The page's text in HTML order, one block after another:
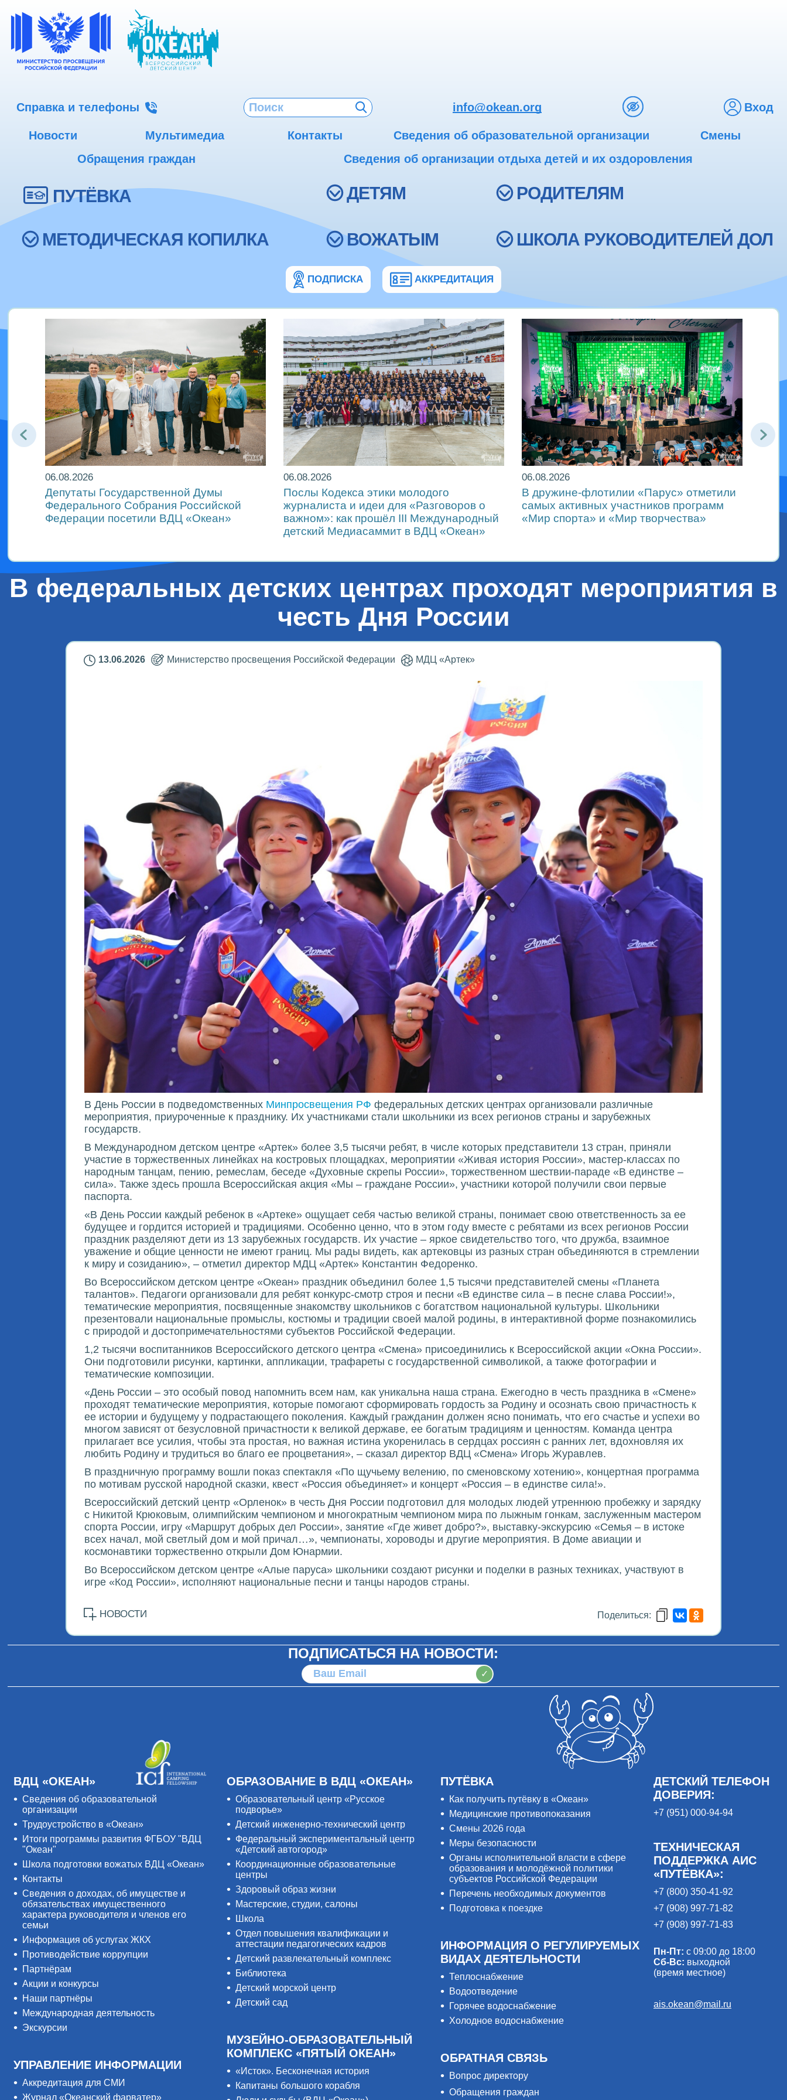
Справка и телефоны info@okean.org Вход
Новости Мультимедиа Контакты Сведения об образовательной организации
Смены
Обращения граждан
Сведения об организации отдыха детей и их оздоровления
ПУТЁВКА ДЕТЯМ РОДИТЕЛЯМ
МЕТОДИЧЕСКАЯ КОПИЛКА ВОЖАТЫМ ШКОЛА РУКОВОДИТЕЛЕЙ ДОЛ
ПОДПИСКА АККРЕДИТАЦИЯ
06.08.2026
Депутаты Государственной Думы
Федерального Собрания Российской
Федерации посетили ВДЦ «Океан»
06.08.2026
Послы Кодекса этики молодого
журналиста и идеи для «Разговоров о
важном»: как прошёл ІІІ Международный
детский Медиасаммит в ВДЦ «Океан»
06.08.2026
В дружине-флотилии «Парус» отметили
самых активных участников программ
«Мир спорта» и «Мир творчества»
В федеральных детских центрах проходят мероприятия в
честь Дня России
13.06.2026 Министерство просвещения Российской Федерации МДЦ «Артек»
В День России в подведомственных Минпросвещения РФ федеральных детских центрах организовали различные
мероприятия, приуроченные к празднику. Их участниками стали школьники из всех регионов страны и зарубежных
государств.
В Международном детском центре «Артек» более 3,5 тысячи ребят, в числе которых представители 13 стран, приняли
участие в торжественных линейках на костровых площадках, мероприятии «Живая история России», мастер-классах по
народным танцам, пению, ремеслам, беседе «Духовные скрепы России», торжественном шествии-параде «В единстве –
сила». Также здесь прошла Всероссийская акция «Мы – граждане России», участники которой получили свои первые
паспорта.
«В День России каждый ребенок в «Артеке» ощущает себя частью великой страны, понимает свою ответственность за ее
будущее и гордится историей и традициями. Особенно ценно, что в этом году вместе с ребятами из всех регионов России
праздник разделяют дети из 13 зарубежных государств. Их участие – яркое свидетельство того, что дружба, взаимное
уважение и общие ценности не имеют границ. Мы рады видеть, как артековцы из разных стран объединяются в стремлении
к миру и созиданию», – отметил директор МДЦ «Артек» Константин Федоренко.
Во Всероссийском детском центре «Океан» праздник объединил более 1,5 тысячи представителей смены «Планета
талантов». Педагоги организовали для ребят конкурс-смотр строя и песни «В единстве сила – в песне слава России!»,
тематические мероприятия, посвященные знакомству школьников с богатством национальной культуры. Школьники
презентовали национальные промыслы, костюмы и традиции своей малой родины, в интерактивной форме познакомились
с природой и достопримечательностями субъектов Российской Федерации.
1,2 тысячи воспитанников Всероссийского детского центра «Смена» присоединились к Всероссийской акции «Окна России».
Они подготовили рисунки, картинки, аппликации, трафареты с государственной символикой, а также фотографии и
тематические композиции.
«День России – это особый повод напомнить всем нам, как уникальна наша страна. Ежегодно в честь праздника в «Смене»
проходят тематические мероприятия, которые помогают сформировать гордость за Родину и осознать свою причастность к
ее истории и будущему у подрастающего поколения. Каждый гражданин должен ясно понимать, что его счастье и успехи во
многом зависят от безусловной причастности к великой державе, ее богатым традициям и ценностям. Команда центра
прилагает все усилия, чтобы эта простая, но важная истина укоренилась в сердцах россиян с ранних лет, вдохновляя их
любить Родину и трудиться во благо ее процветания», – сказал директор ВДЦ «Смена» Игорь Журавлев.
В праздничную программу вошли показ спектакля «По щучьему велению, по сменовскому хотению», концертная программа
по мотивам русской народной сказки, квест «Россия объединяет» и концерт «Россия – в единстве сила!».
Всероссийский детский центр «Орленок» в честь Дня России подготовил для молодых людей утреннюю пробежку и зарядку
с Никитой Крюковым, олимпийским чемпионом и многократным чемпионом мира по лыжным гонкам, заслуженным мастером
спорта России, игру «Маршрут добрых дел России», занятие «Где живет добро?», выставку-экскурсию «Семья – в истоке
всех начал, мой светлый дом и мой причал…», чемпионаты, хороводы и другие мероприятия. В Доме авиации и
космонавтики торжественно открыли Дом Юнармии.
Во Всероссийском детском центре «Алые паруса» школьники создают рисунки и поделки в разных техниках, участвуют в
игре «Код России», исполняют национальные песни и танцы народов страны.
НОВОСТИ Поделиться:
ПОДПИСАТЬСЯ НА НОВОСТИ:
✓
ВДЦ «ОКЕАН»
Сведения об образовательной
организации
Трудоустройство в «Океан»
Итоги программы развития ФГБОУ "ВДЦ
"Океан"
Школа подготовки вожатых ВДЦ «Океан»
Контакты
Сведения о доходах, об имуществе и
обязательствах имущественного
характера руководителя и членов его
семьи
Информация об услугах ЖКХ
Противодействие коррупции
Партнёрам
Акции и конкурсы
Наши партнёры
Международная деятельность
Экскурсии
УПРАВЛЕНИЕ ИНФОРМАЦИИ
Аккредитация для СМИ
Журнал «Океанский фарватер»
ОБРАЗОВАНИЕ В ВДЦ «ОКЕАН»
Образовательный центр «Русское
подворье»
Детский инженерно-технический центр
Федеральный экспериментальный центр
«Детский автогород»
Координационные образовательные
центры
Здоровый образ жизни
Мастерские, студии, салоны
Школа
Отдел повышения квалификации и
аттестации педагогических кадров
Детский развлекательный комплекс
Библиотека
Детский морской центр
Детский сад
МУЗЕЙНО-ОБРАЗОВАТЕЛЬНЫЙ
КОМПЛЕКС «ПЯТЫЙ ОКЕАН»
«Исток». Бесконечная история
Капитаны большого корабля
ПУТЁВКА
Как получить путёвку в «Океан»
Медицинские противопоказания
Смены 2026 года
Меры безопасности
Органы исполнительной власти в сфере
образования и молодёжной политики
субъектов Российской Федерации
Перечень необходимых документов
Подготовка к поездке
ИНФОРМАЦИЯ О РЕГУЛИРУЕМЫХ
ВИДАХ ДЕЯТЕЛЬНОСТИ
Теплоснабжение
Водоотведение
Горячее водоснабжение
Холодное водоснабжение
ОБРАТНАЯ СВЯЗЬ
Вопрос директору
Обращения граждан
ДЕТСКИЙ ТЕЛЕФОН
ДОВЕРИЯ:
+7 (951) 000-94-94
ТЕХНИЧЕСКАЯ
ПОДДЕРЖКА АИС
«ПУТЁВКА»:
+7 (800) 350-41-92
+7 (908) 997-71-82
+7 (908) 997-71-83
Пн-Пт: с 09:00 до 18:00
Сб-Вс: выходной
(время местное)
ais.okean@mail.ru